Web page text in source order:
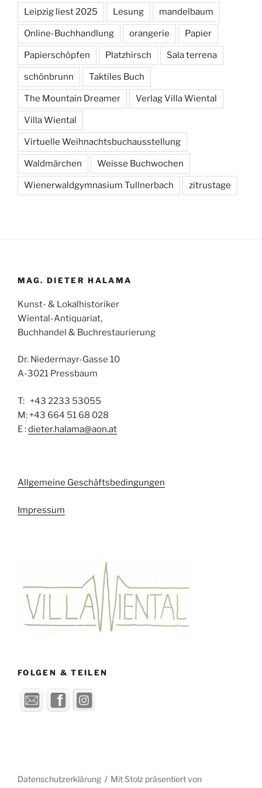
Leipzig liest 2025 Lesung mandelbaum
Online-Buchhandlung orangerie Papier
Papierschöpfen Platzhirsch Sala terrena
schönbrunn Taktiles Buch
The Mountain Dreamer Verlag Villa Wiental
Villa Wiental
Virtuelle Weihnachtsbuchausstellung
Waldmärchen Weisse Buchwochen
Wienerwaldgymnasium Tullnerbach zitrustage
MAG. DIETER HALAMA
Kunst- & Lokalhistoriker
Wiental-Antiquariat,
Buchhandel & Buchrestaurierung
Dr. Niedermayr-Gasse 10
A-3021 Pressbaum
T: +43 2233 53055
M: +43 664 51 68 028
E :dieter.halama@aon.at
Allgemeine Geschäftsbedingungen
Impressum
FOLGEN & TEILEN
Datenschutzerklärung
Mit Stolz präsentiert von